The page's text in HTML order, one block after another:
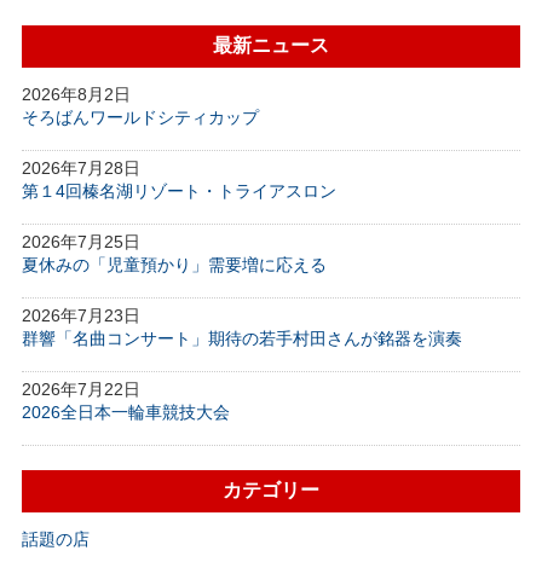
最新ニュース
2026年8月2日
そろばんワールドシティカップ
2026年7月28日
第１4回榛名湖リゾート・トライアスロン
2026年7月25日
夏休みの「児童預かり」需要増に応える
2026年7月23日
群響「名曲コンサート」期待の若手村田さんが銘器を演奏
2026年7月22日
2026全日本一輪車競技大会
カテゴリー
話題の店